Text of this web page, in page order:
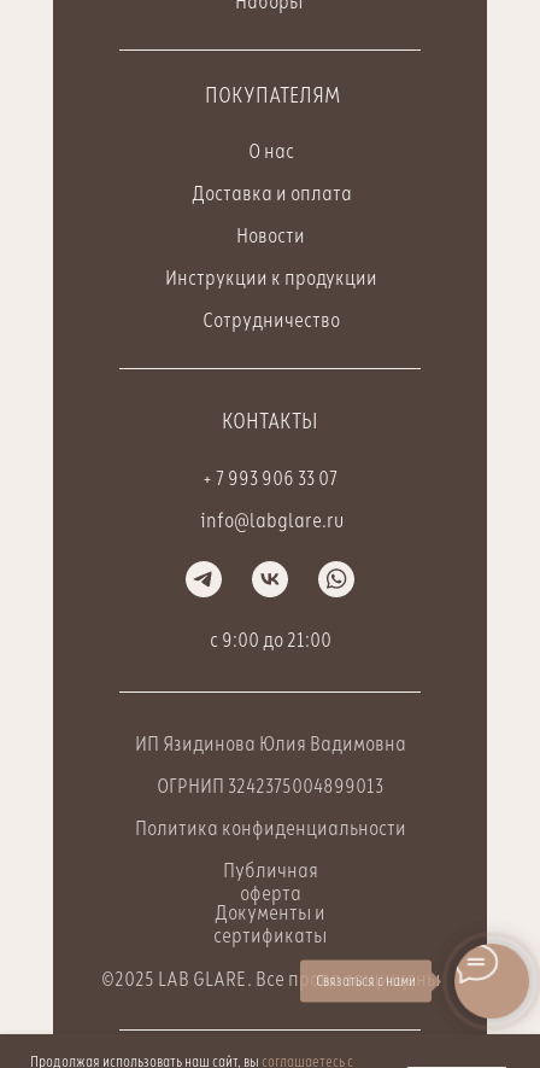
Связаться с нами
ИП Язидинова Юлия Вадимовна
ОГРНИП 3242375004899013
Политика конфиденциальности
Публичная
оферта
Документы и
сертификаты
©2025 LAB GLARE. Все права защищены
Сотрудничество
Инструкции к продукции
Новости
Доставка и оплата
О нас
+ 7 993 906 33 07
info@labglare.ru
c 9:00 до 21:00
ПОКУПАТЕЛЯМ
КОНТАКТЫ
Продолжая использовать наш сайт, вы соглашаетесь с